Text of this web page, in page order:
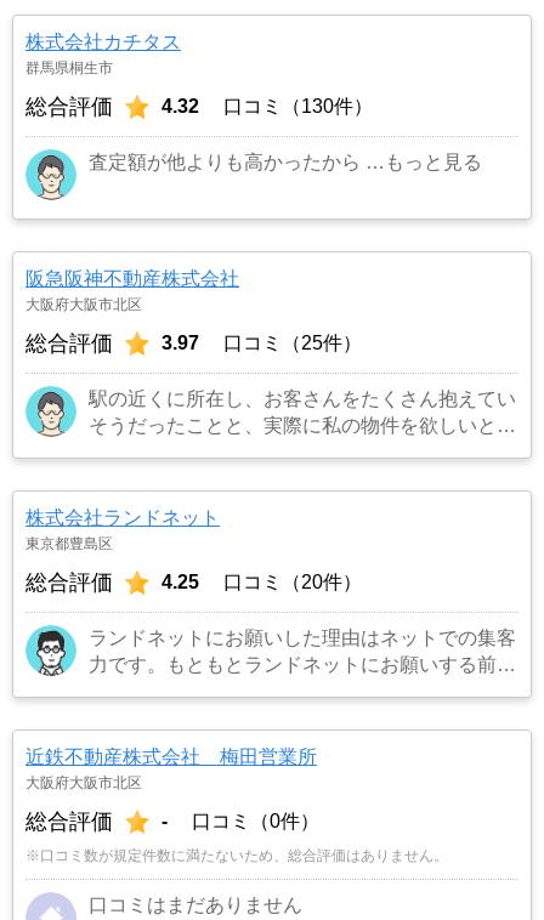
株式会社カチタス
群馬県桐生市
総合評価 4.32 口コミ（130件）
査定額が他よりも高かったから …もっと見る
阪急阪神不動産株式会社
大阪府大阪市北区
総合評価 3.97 口コミ（25件）
駅の近くに所在し、お客さんをたくさん抱えてい
そうだったことと、実際に私の物件を欲しいとい
寧でお願いしてよかったです。
株式会社ランドネット
東京都豊島区
総合評価 4.25 口コミ（20件）
ランドネットにお願いした理由はネットでの集客
力です。もともとランドネットにお願いする前は
場がないことで地元の不動産屋では取り扱っても
らえませんでした。そこでそれまでに取引があ
した。 …もっと見る
近鉄不動産株式会社 梅田営業所
大阪府大阪市北区
総合評価 - 口コミ（0件）
※口コミ数が規定件数に満たないため、総合評価はありません。
口コミはまだありません